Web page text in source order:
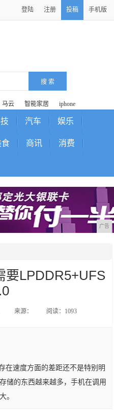
登陆 注册 投稿 手机版
马云 智能家居 iphone
汽车 娱乐
食 商讯 消费
广告
要LPDDR5+UFS
来源： 阅读：1093
在速度方面的差距还不是特别明
储的东西越来越多，手机在调用
。